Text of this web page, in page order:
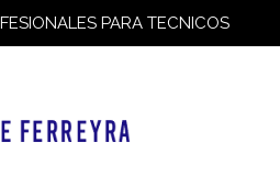
PARA TECNICOS